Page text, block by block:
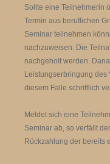
Sollte eine Teilnehmerin
Termin aus beruflichen
Seminar teilnehmen
nachzuweisen. Die
nachgeholt werden.
Leistungserbringung des
diesem Falle schriftlich
Meldet sich eine
Seminar ab, so verfällt
Rückzahlung der bereits